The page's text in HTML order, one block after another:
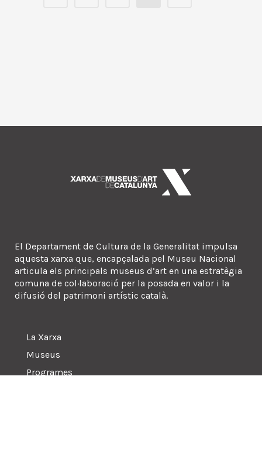
El Departament de Cultura de la Generalitat impulsa
aquesta xarxa que, encapçalada pel Museu Nacional
articula els principals museus d’art en una estratègia
comuna de col·laboració per la posada en valor i la
difusió del patrimoni artístic català.
La Xarxa
Museus
Programes